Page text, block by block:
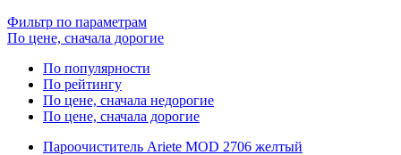
Фильтр по параметрам
По цене, сначала дорогие
По популярности
По рейтингу
По цене, сначала недорогие
По цене, сначала дорогие
Пароочиститель Ariete MOD 2706 желтый